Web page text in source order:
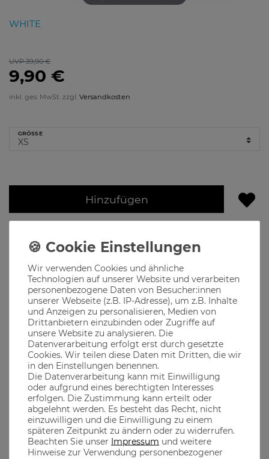
WHITE
UVP 39,90 €
9,90 €
inkl. ges. MwSt. zzgl. Versandkosten
GRÖSSE
Hinzufügen
Produktbeschreibung
Die Banditin, die bessere Hälfte des Bandits, das Wahrzeichen
für jede echte Bayerin die ihre Heimatliebe und Verbundenheit
ausdrücken will
Ob im Biergarten, auf dem Oktoberfest oder in den
bayerischen Bergen, unsere Klamotten passen immer
Material
aus 100% Baumwolle gefertigt, dadurch ist ein optimaler
Tragekomfort garantiert
100% gekämmte ringgesponnene Baumwolle 150g/m²
Wir verwenden Cookies und ähnliche
Technologien auf unserer Website und verarbeiten
personenbezogene Daten von Besucher:innen
unserer Webseite (z.B. IP-Adresse), um z.B. Inhalte
und Anzeigen zu personalisieren, Medien von
Drittanbietern einzubinden oder Zugriffe auf
unsere Website zu analysieren. Die
Datenverarbeitung erfolgt erst durch gesetzte
Cookies. Wir teilen diese Daten mit Dritten, die wir
in den Einstellungen benennen.
Die Datenverarbeitung kann mit Einwilligung
oder aufgrund eines berechtigten Interesses
erfolgen. Die Zustimmung kann erteilt oder
abgelehnt werden. Es besteht das Recht, nicht
einzuwilligen und die Einwilligung zu einem
späteren Zeitpunkt zu ändern oder zu widerrufen.
Beachten Sie unser Impressum und weitere
Hinweise zur Verwendung personenbezogener